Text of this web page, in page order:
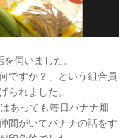
伺いました。
ですか？」という組合員
られました。
あっても毎日バナナ畑
間がいてバナナの話をす